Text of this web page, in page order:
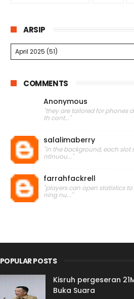
ARSIP
COMMENTS
Anonymous
"they are tailored for phones
th cont..."
salalimaberry
"in the background, each slot
ntinuou..."
farrahfackrell
"players can open statistics
ning nu..."
POPULAR POSTS
Kisruh pergeseran
Buka Suara